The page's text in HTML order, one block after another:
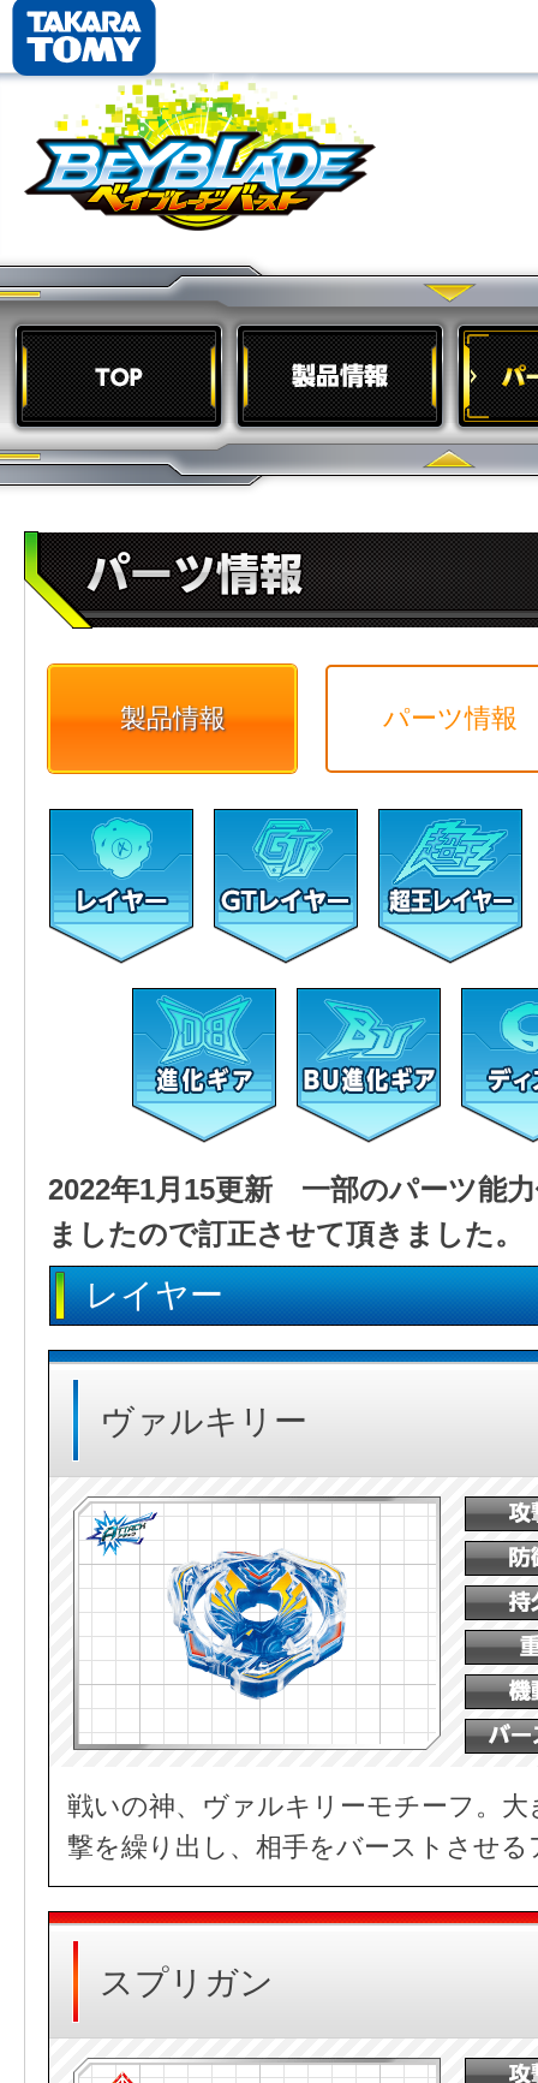
製品情報 パーツ情報
2022年1月15更新 一部のパーツ能
ましたので訂正させて頂きました。
レイヤー
ヴァルキリー
戦いの神、ヴァルキリーモチーフ。
撃を繰り出し、相手をバーストさせ
スプリガン